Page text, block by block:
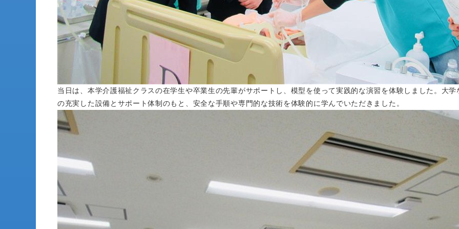
当日は、本学介護福祉クラスの在学生や卒業生の先輩がサポートし、模型を使って実践的な演習を体験しました。大学
の充実した設備とサポート体制のもと、安全な手順や専門的な技術を体験的に学んでいただきました。